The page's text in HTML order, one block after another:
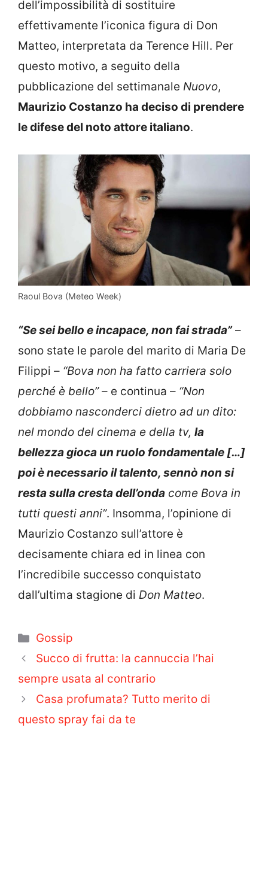
dell’impossibilità di sostituire
effettivamente l’iconica figura di Don
Matteo, interpretata da Terence Hill. Per
questo motivo, a seguito della
pubblicazione del settimanale Nuovo,
Maurizio Costanzo ha deciso di prendere
le difese del noto attore italiano.
Raoul Bova (Meteo Week)
“Se sei bello e incapace, non fai strada”–
sono state le parole del marito di Maria De
Filippi – “Bova non ha fatto carriera solo
perché è bello”– e continua – “Non
dobbiamo nasconderci dietro ad un dito:
nel mondo del cinema e della tv, la
bellezza gioca un ruolo fondamentale […]
poi è necessario il talento, sennò non si
resta sulla cresta dell’onda come Bova in
tutti questi anni”. Insomma, l’opinione di
Maurizio Costanzo sull’attore è
decisamente chiara ed in linea con
l’incredibile successo conquistato
dall’ultima stagione di Don Matteo.
Categorie
Gossip
Succo di frutta: la cannuccia l’hai
sempre usata al contrario
Casa profumata? Tutto merito di
questo spray fai da te